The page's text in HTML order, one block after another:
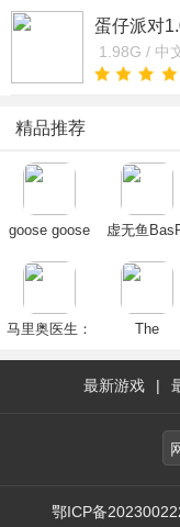
蛋仔派对
1.98G / 中
精品推荐
goose goose
方下载2024最
虚无鱼
版
马里奥医生：
The
最新游戏 |
鄂ICP备